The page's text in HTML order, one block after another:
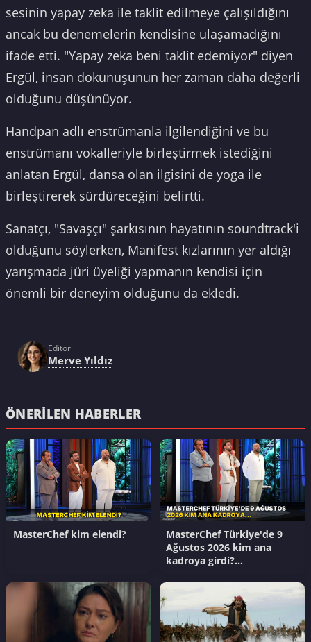
sesinin yapay zeka ile taklit edilmeye çalışıldığını
ancak bu denemelerin kendisine ulaşamadığını
ifade etti. "Yapay zeka beni taklit edemiyor" diyen
Ergül, insan dokunuşunun her zaman daha değerli
olduğunu düşünüyor.
Handpan adlı enstrümanla ilgilendiğini ve bu
enstrümanı vokalleriyle birleştirmek istediğini
anlatan Ergül, dansa olan ilgisini de yoga ile
birleştirerek sürdüreceğini belirtti.
Sanatçı, "Savaşçı" şarkısının hayatının soundtrack'i
olduğunu söylerken, Manifest kızlarının yer aldığı
yarışmada jüri üyeliği yapmanın kendisi için
önemli bir deneyim olduğunu da ekledi.
Editör
Merve Yıldız
ÖNERILEN HABERLER
MasterChef kim elendi?
MasterChef Türkiye'de 9
Ağustos 2026 kim ana
kadroya girdi?
oldu?